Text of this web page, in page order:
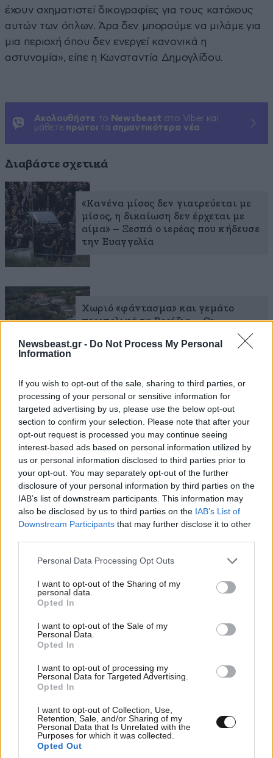
Newsbeast.gr - Do Not Process My Personal
Information
If you wish to opt-out of the sale, sharing to third parties, or
processing of your personal or sensitive information for
targeted advertising by us, please use the below opt-out
section to confirm your selection. Please note that after your
opt-out request is processed you may continue seeing
interest-based ads based on personal information utilized by
us or personal information disclosed to third parties prior to
your opt-out. You may separately opt-out of the further
disclosure of your personal information by third parties on the
IAB’s list of downstream participants. This information may
also be disclosed by us to third parties on the IAB’s List of
Downstream Participants that may further disclose it to other
Please note that this website/app uses one or more Google
not limited to your visit or usage behaviour. You may click to
grant or deny consent to Google and its third-party tags to
use your data for below specified purposes in below Google
consent section.
Personal Data Processing Opt Outs
I want to opt-out of the Sharing of my
personal data.
Opted In
I want to opt-out of the Sale of my
Personal Data.
Opted In
I want to opt-out of processing my
Personal Data for Targeted Advertising.
Opted In
I want to opt-out of Collection, Use,
Retention, Sale, and/or Sharing of my
Personal Data that Is Unrelated with the
Purposes for which it was collected.
Opted Out
έχουν σχηματιστεί δικογραφίες για τους κατόχους
αυτών των όπλων. Άρα δεν μπορούμε να μιλάμε για
μια περιοχή όπου δεν ενεργεί κανονικά η
αστυνομία», είπε η Κωνσταντία Δημογλίδου.
Ακολουθήστε το Newsbeast στο Viber και
μάθετε πρώτοι τα σημαντικότερα νέα
Διαβάστε σχετικά
«Κανένα μίσος δεν γιατρεύεται με
μίσος, η δικαίωση δεν έρχεται με
αίμα» – Ξεσπά ο ιερέας που κήδευσε
την Ευαγγελία
Χωριό «φάντασμα» και γεμάτο
περιπολικά τα Βορίζια – Οι
αστυνομικοί ψάχνουν μέχρι και τα
πηγάδια, τις σπηλιές και τα
Μακελειό στα Βορίζια: Τα τρία
αδέρφια πρώτα είδαν τη μητέρα
τους και μετά παραδόθηκαν –
Άφαντα τα όπλα της επίθεσης
Βορίζια Κρήτης: Ο σπαραγμός της
χήρας και η οργή της μητέρας του
39χρονου που έπεσε νεκρός στην